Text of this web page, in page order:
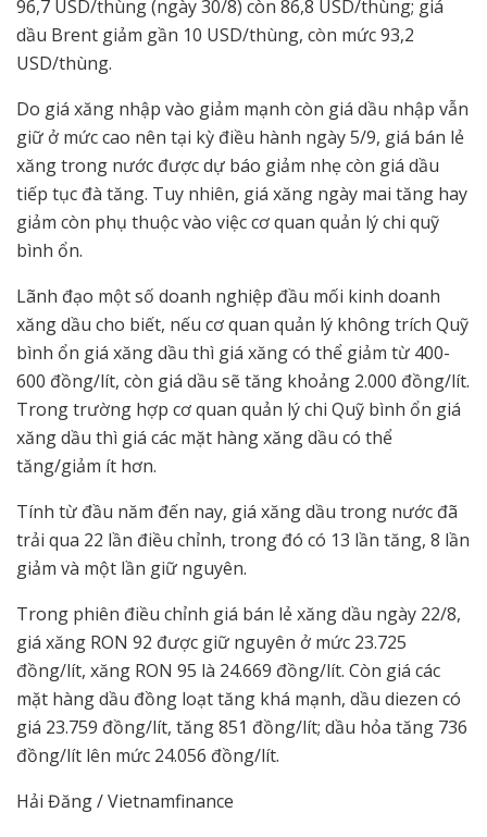
96,7 USD/thùng (ngày 30/8) còn 86,8 USD/thùng; giá
dầu Brent giảm gần 10 USD/thùng, còn mức 93,2
USD/thùng.
Do giá xăng nhập vào giảm mạnh còn giá dầu nhập vẫn
giữ ở mức cao nên tại kỳ điều hành ngày 5/9, giá bán lẻ
xăng trong nước được dự báo giảm nhẹ còn giá dầu
tiếp tục đà tăng. Tuy nhiên, giá xăng ngày mai tăng hay
giảm còn phụ thuộc vào việc cơ quan quản lý chi quỹ
bình ổn.
Lãnh đạo một số doanh nghiệp đầu mối kinh doanh
xăng dầu cho biết, nếu cơ quan quản lý không trích Quỹ
bình ổn giá xăng dầu thì giá xăng có thể giảm từ 400-
600 đồng/lít, còn giá dầu sẽ tăng khoảng 2.000 đồng/lít.
Trong trường hợp cơ quan quản lý chi Quỹ bình ổn giá
xăng dầu thì giá các mặt hàng xăng dầu có thể
tăng/giảm ít hơn.
Tính từ đầu năm đến nay, giá xăng dầu trong nước đã
trải qua 22 lần điều chỉnh, trong đó có 13 lần tăng, 8 lần
giảm và một lần giữ nguyên.
Trong phiên điều chỉnh giá bán lẻ xăng dầu ngày 22/8,
giá xăng RON 92 được giữ nguyên ở mức 23.725
đồng/lít, xăng RON 95 là 24.669 đồng/lít. Còn giá các
mặt hàng dầu đồng loạt tăng khá mạnh, dầu diezen có
giá 23.759 đồng/lít, tăng 851 đồng/lít; dầu hỏa tăng 736
đồng/lít lên mức 24.056 đồng/lít.
Hải Đăng / Vietnamfinance